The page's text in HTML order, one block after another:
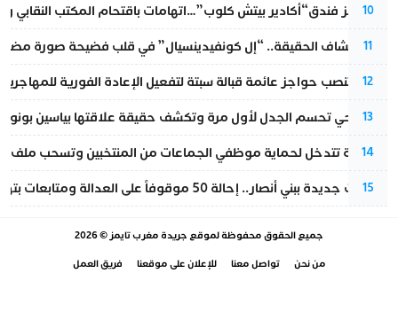
10
أزمة تهز فندق“أكادير بيتش كلوب”…اتهامات باقتحام المكتب النقابي
11
بعد انكشاف الحقيقة.. “إل كونفيدينسيال” في قلب فضيحة صورة
12
إسبانيا تنصب حواجز عائمة قبالة سبتة لتفعيل الإعادة الفورية للمهاجرين
13
نورا فتحي تحسم الجدل لأول مرة وتكشف حقيقة علاقتها بياسين بونو
14
الداخلية تتدخل لحماية موظفي الجماعات من المنتخبين وتسحب ملف
15
تطورات جديدة ببني أنصار.. إحالة 50 موقوفاً على العدالة ومتابعات بتهم ثقيلة
جميع الحقوق محفوظة لموقع جريدة مغرب تايمز © 2026
من نحن تواصل معنا للإعلان على موقعنا فريق العمل